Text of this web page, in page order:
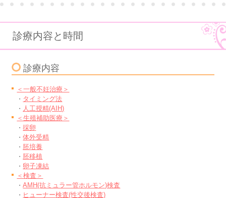
診療内容と時間
診療内容
＜一般不妊治療＞
・ タイミング法
・ 人工授精(AIH)
＜生殖補助医療＞
・採卵
・体外受精
・ 胚培養
・ 胚移植
・ 卵子凍結
＜検査＞
・AMH(抗ミュラー管ホルモン)検査
・ ヒューナー検査(性交後検査)